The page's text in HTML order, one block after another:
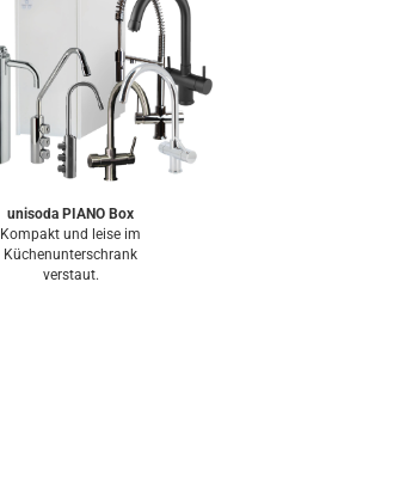
unisoda PIANO Box
Kompakt und leise im
Küchenunterschrank
verstaut.